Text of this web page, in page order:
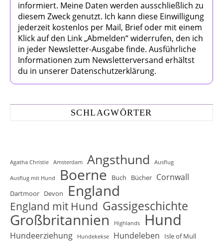
informiert. Meine Daten werden ausschließlich zu
diesem Zweck genutzt. Ich kann diese Einwilligung
jederzeit kostenlos per Mail, Brief oder mit einem
Klick auf den Link „Abmelden“ widerrufen, den ich
in jeder Newsletter-Ausgabe finde. Ausführliche
Informationen zum Newsletterversand erhältst
du in unserer Datenschutzerklärung.
SCHLAGWÖRTER
Agatha Christie Amsterdam Angsthund Ausflug
Ausflug mit Hund Boerne Buch Bücher Cornwall
Dartmoor Devon England
England mit Hund Gassigeschichte
Großbritannien Highlands Hund
Hundeerziehung Hundekekse Hundeleben Isle of Mull